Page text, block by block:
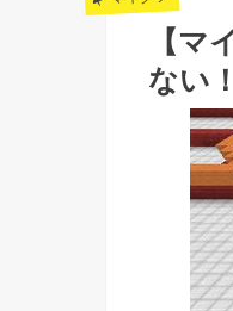
【マ
ない